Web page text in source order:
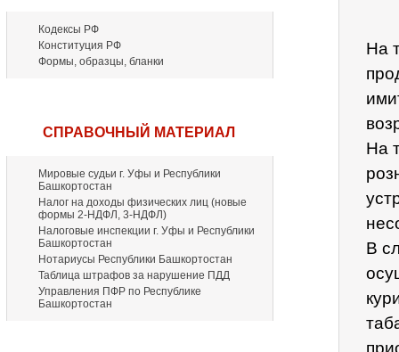
Кодексы РФ
Конституция РФ
Формы, образцы, бланки
СПРАВОЧНЫЙ МАТЕРИАЛ
Мировые судьи г. Уфы и Республики
Башкортостан
Налог на доходы физических лиц (новые
формы 2-НДФЛ, 3-НДФЛ)
Налоговые инспекции г. Уфы и Республики
Башкортостан
Нотариусы Республики Башкортостан
Таблица штрафов за нарушение ПДД
Управления ПФР по Республике
Башкортостан
На
На
В